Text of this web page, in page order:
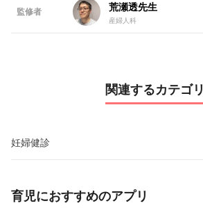
監修者 荒瀬透先生
産婦人科
関連するカテゴリ
妊婦健診
育児におすすめのアプリ